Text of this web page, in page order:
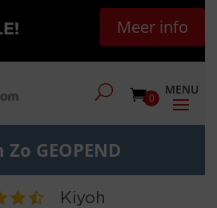
Meer info
0
GEOPEND